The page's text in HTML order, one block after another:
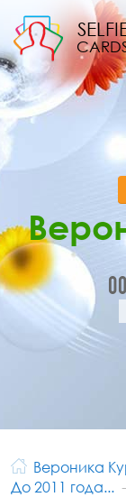
Вероника
До 2011 года...